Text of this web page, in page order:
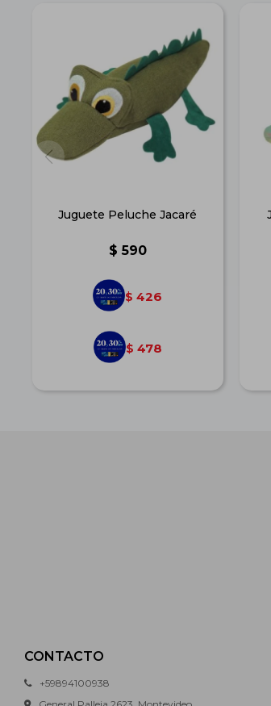
Juguete Peluche Jacaré
$ 590
$ 426
$ 478
CONTACTO
+59894100938